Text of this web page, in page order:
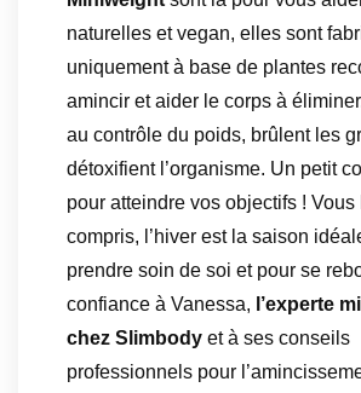
naturelles et vegan, elles sont
uniquement à base de plantes
amincir et aider le corps à
au contrôle du poids, brûlent les
détoxifient l’organisme. Un petit
pour atteindre vos objectifs ! Vous
compris, l’hiver est la saison
prendre soin de soi et pour se
confiance à Vanessa, l’experte
chez Slimbody et à ses conseils
professionnels pour